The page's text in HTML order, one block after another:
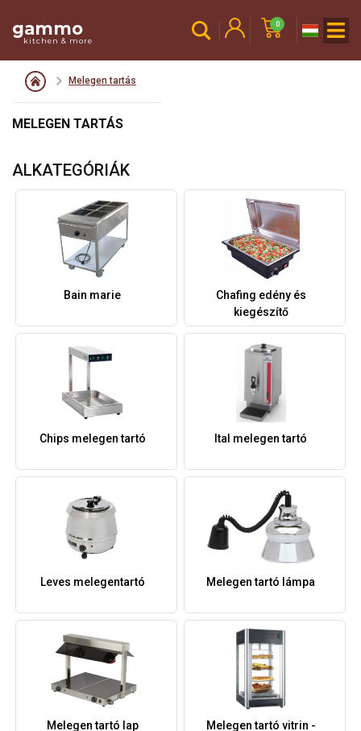
gammo
kitchen & more
0
Melegen tartás
MELEGEN TARTÁS
ALKATEGÓRIÁK
Bain marie
Chafing edény és
kiegészítő
Chips melegen tartó Ital melegen tartó
Leves melegentartó Melegen tartó lámpa
Melegen tartó lap
Melegen tartó vitrin -